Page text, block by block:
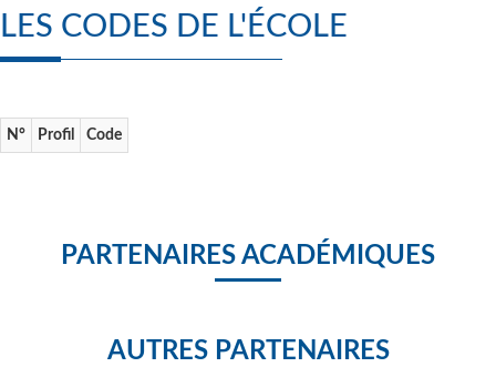
LES CODES DE L'ÉCOLE
N° Profil Code
PARTENAIRES ACADÉMIQUES
AUTRES PARTENAIRES